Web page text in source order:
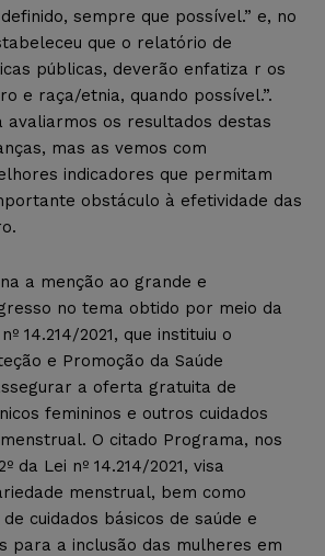
sempre que possível.” e, no
que o relatório de
públicas, deverão enfatiza r os
e raça/etnia, quando possível.”.
avaliarmos os resultados destas
mas as vemos com
indicadores que permitam
obstáculo à efetividade das
a menção ao grande e
no tema obtido por meio da
14.214/2021, que instituiu o
e Promoção da Saúde
a oferta gratuita de
femininos e outros cuidados
O citado Programa, nos
da Lei nº 14.214/2021, visa
menstrual, bem como
cuidados básicos de saúde e
para a inclusão das mulheres em